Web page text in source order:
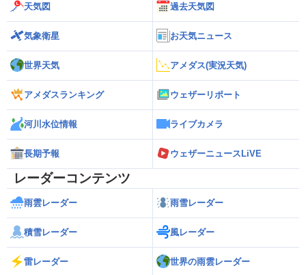
天気図 過去天気図
気象衛星 お天気ニュース
世界天気 アメダス(実況天気)
アメダスランキング ウェザーリポート
河川水位情報 ライブカメラ
長期予報 ウェザーニュースLiVE
レーダーコンテンツ
雨雲レーダー 雨雪レーダー
積雪レーダー 風レーダー
雷レーダー 世界の雨雲レーダー